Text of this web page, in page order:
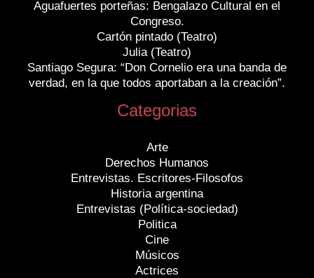
Aguafuertes porteñas: Bengalazo Cultural en el
Congreso.
Cartón pintado (Teatro)
Julia (Teatro)
Santiago Segura: “Don Cornelio era una banda de
verdad, en la que todos aportaban a la creación”.
Categorias
Arte
Derechos Humanos
Entrevistas. Escritores-Filosofos
Historia argentina
Entrevistas (Política-sociedad)
Politica
Cine
Músicos
Actrices